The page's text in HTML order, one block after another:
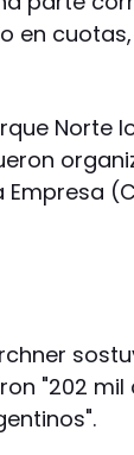
en
Norte
"202